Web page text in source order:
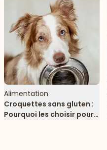
Alimentation
Croquettes sans gluten :
Pourquoi les choisir pour